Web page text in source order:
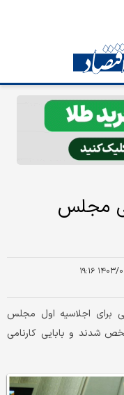
مجلس
۳۱ ۱۹:۱۶
برای اجلاسیه اول مجلس
شدند و بابایی کارنامی